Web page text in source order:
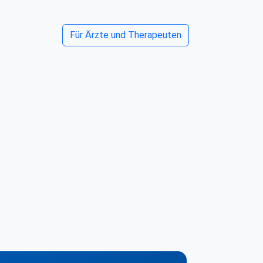
Für Ärzte und Therapeuten